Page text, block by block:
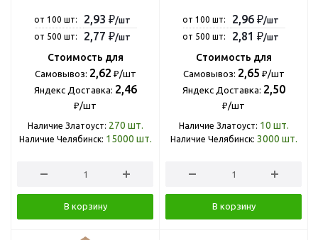
от 100 шт: 2,93 ₽/шт
от 500 шт:
2,77 ₽/шт
Стоимость для
Самовывоз: 2,62 ₽/шт
Яндекс Доставка: 2,46
₽/шт
Наличие Златоуст: 270 шт.
Наличие Челябинск: 15000 шт.
В корзину
от 100 шт: 2,96 ₽/шт
от 500 шт:
2,81 ₽/шт
Стоимость для
Самовывоз: 2,65 ₽/шт
Яндекс Доставка: 2,50
₽/шт
Наличие Златоуст: 10 шт.
Наличие Челябинск: 3000 шт.
В корзину